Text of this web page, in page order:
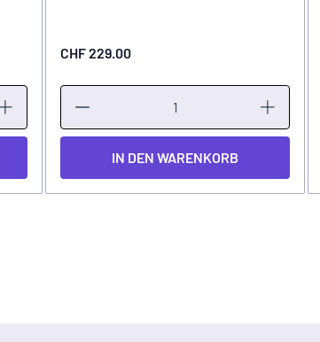
CHF 229.00
IN DEN WARENKORB